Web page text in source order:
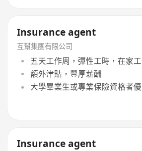
Insurance agent
互幫集團有限公司
五天工作周，彈性工時，在家
額外津貼，豐厚薪酬
大學畢業生或專業保險資格者
Insurance agent